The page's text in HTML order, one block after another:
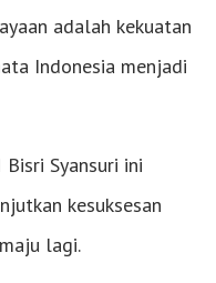
adalah kekuatan
Indonesia menjadi
Syansuri ini
kesuksesan
lagi.